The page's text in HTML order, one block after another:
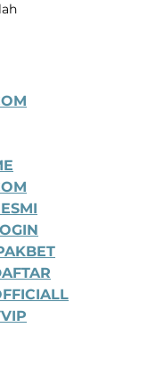
en
donde
270
perritos
su